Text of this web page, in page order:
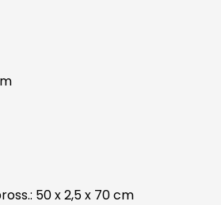
50 x 2,5 x 70 cm